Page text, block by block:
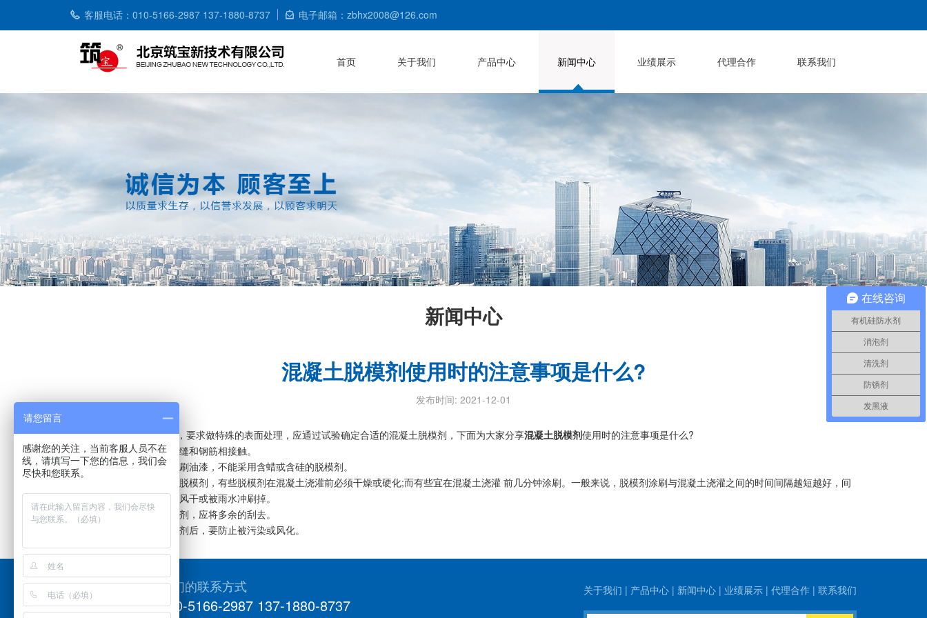
客服电话：010-5166-2987 137-1880-8737 电子邮箱：zbhx2008@126.com
首页 关于我们 产品中心 新闻中心 业绩展示 代理合作 联系我们
新闻中心
混凝土脱模剂使用时的注意事项是什么?
发布时间: 2021-12-01
对于建筑装饰混凝土，要求做特殊的表面处理，应通过试验确定合适的混凝土脱模剂，下面为大家分享混凝土脱模剂使用时的注意事项是什么?
(1)避免脱模剂与施工缝和钢筋相接触。
(2)如果混凝土表面要刷油漆，不能采用含蜡或含硅的脱模剂。
(3)应按照说明书使用脱模剂，有些脱模剂在混凝土浇灌前必须干燥或硬化;而有些宜在混凝土浇灌 前几分钟涂刷。一般来说，脱模剂涂刷与混凝土浇灌之间的时间间隔越短越好，间
隔时间长，会导致脱模 剂风干或被雨水冲刷掉。
(4)如果有沉积的脱模剂，应将多余的刮去。
(5)模板表面涂刷脱模剂后，要防止被污染或风化。
我们的联系方式
010-5166-2987 137-1880-8737
关于我们 | 产品中心 | 新闻中心 | 业绩展示 | 代理合作 | 联系我们
在线咨询
有机硅防水剂
消泡剂
清洗剂
防锈剂
发黑液
请您留言
感谢您的关注，当前客服人员不在
线，请填写一下您的信息，我们会
尽快和您联系。